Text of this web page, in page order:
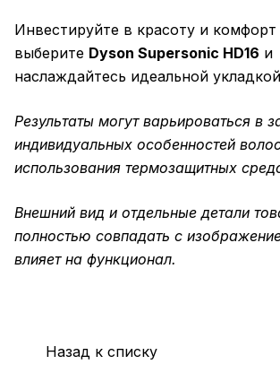
Инвестируйте в красоту и
выберите Dyson Supersonic HD16 и
наслаждайтесь идеальной
Результаты могут варьироваться в
индивидуальных особенностей
использования термозащитных
Внешний вид и отдельные детали
полностью совпадать с
влияет на функционал.
Назад к списку